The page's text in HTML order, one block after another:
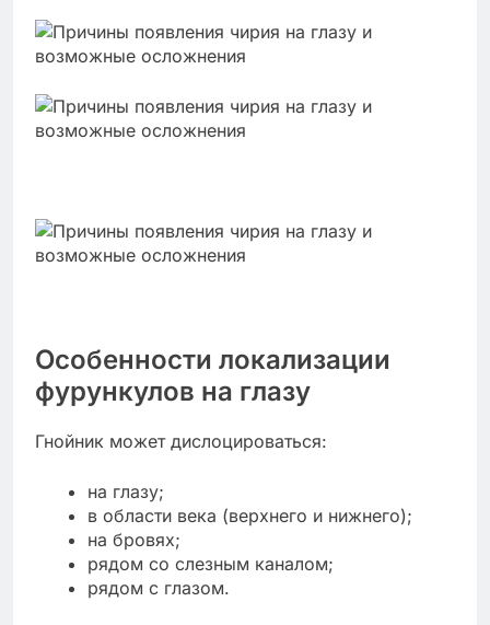
Особенности локализации
фурункулов на глазу
Гнойник может дислоцироваться:
на глазу;
в области века (верхнего и нижнего);
на бровях;
рядом со слезным каналом;
рядом с глазом.